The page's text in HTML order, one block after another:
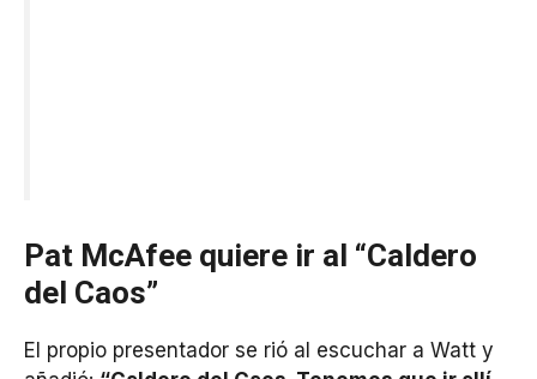
Pat McAfee quiere ir al “Caldero
del Caos”
El propio presentador se rió al escuchar a Watt y